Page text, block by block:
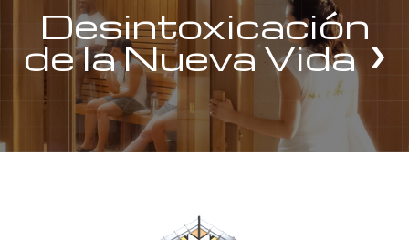
Desintoxicación
de la Nueva Vida